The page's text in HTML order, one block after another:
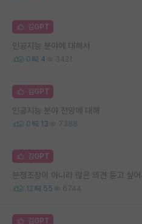
김GPT
인공지능 분야에 대해서
0 4 3421
김GPT
인공지능 분야 전망에 대해
0 13 7388
김GPT
분쟁조장이 아니라 많은 의견 듣고 싶
12 55 6744
김GPT